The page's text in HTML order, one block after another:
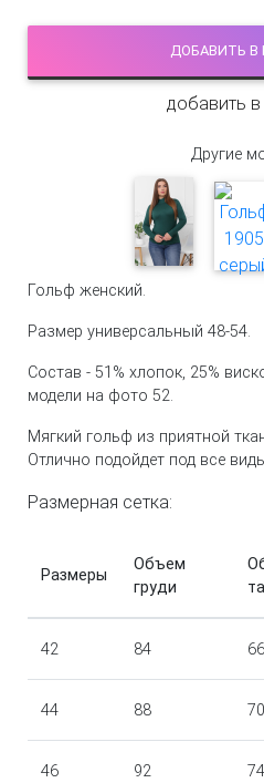
ДОБАВИТЬ В
добавить
Другие
Гольф женский.
Размер универсальный 48-54.
Состав - 51% хлопок, 25%
модели на фото 52.
Мягкий гольф из приятной
Отлично подойдет под все
Размерная сетка:
Размеры
Объем
груди
42 84 66
44 88 70
46 92 74